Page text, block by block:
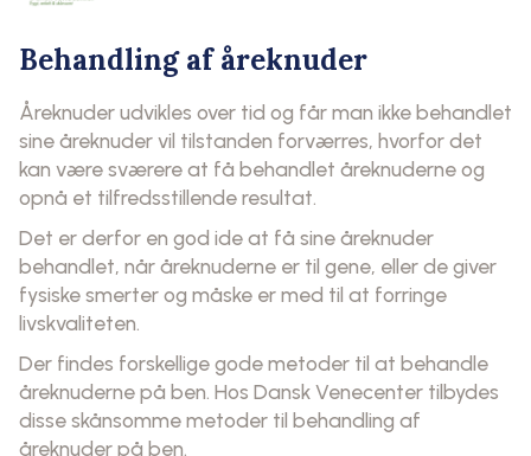
Behandling af åreknuder
Åreknuder udvikles over tid og får man ikke behandlet
sine åreknuder vil tilstanden forværres, hvorfor det
kan være sværere at få behandlet åreknuderne og
opnå et tilfredsstillende resultat.
Det er derfor en god ide at få sine åreknuder
behandlet, når åreknuderne er til gene, eller de giver
fysiske smerter og måske er med til at forringe
livskvaliteten.
Der findes forskellige gode metoder til at behandle
åreknuderne på ben. Hos Dansk Venecenter tilbydes
disse skånsomme metoder til behandling af
åreknuder på ben.